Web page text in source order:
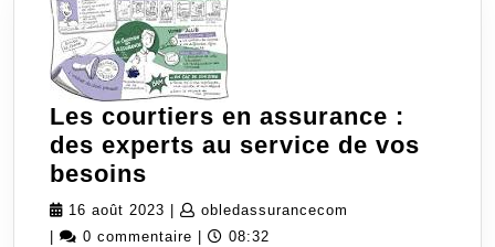
Les courtiers en assurance :
des experts au service de vos
besoins
courtiers
en
16 août 2023 16
août
obledassurancecom
0 commentaire 08:32